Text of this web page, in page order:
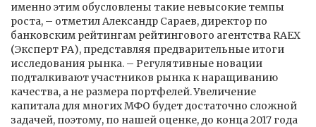
именно этим обусловлены такие невысокие темпы
роста, – отметил Александр Сараев, директор по
банковским рейтингам рейтингового агентства RAEX
(Эксперт РА), представляя предварительные итоги
исследования рынка. – Регулятивные новации
подталкивают участников рынка к наращиванию
качества, а не размера портфелей. Увеличение
капитала для многих МФО будет достаточно сложной
задачей, поэтому, по нашей оценке, до конца 2017 года